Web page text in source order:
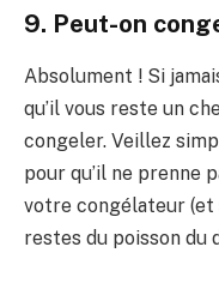
9. Peut-on
Absolument ! Si
qu’il vous reste un
congeler. Veillez
pour qu’il ne prenne
votre congélateur
restes du poisson du